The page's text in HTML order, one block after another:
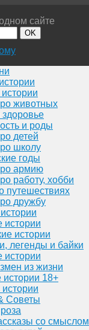
сайте
OK
животных
и роды
детей
школу
годы
армию
работу, хобби
путешествиях
дружбу
истории
легенды и байки
из жизни
18+
Советы
со смыслом